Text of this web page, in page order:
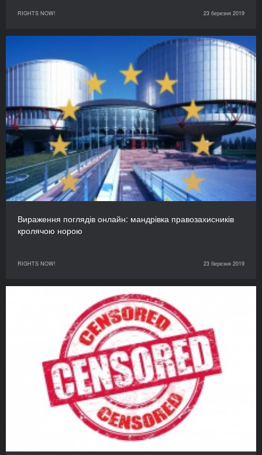
RIGHTS NOW! 23 березня 2019
Вираження поглядів онлайн: мандрівка правозахисників
кролячою норою
RIGHTS NOW! 23 березня 2019